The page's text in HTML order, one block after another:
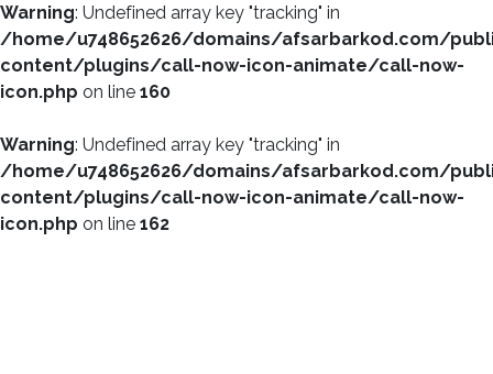
Warning: Undefined array key "tracking" in
/home/u748652626/domains/afsarbarkod.com/
content/plugins/call-now-icon-animate/call-now-
icon.php on line 160
Warning: Undefined array key "tracking" in
/home/u748652626/domains/afsarbarkod.com/
content/plugins/call-now-icon-animate/call-now-
icon.php on line 162